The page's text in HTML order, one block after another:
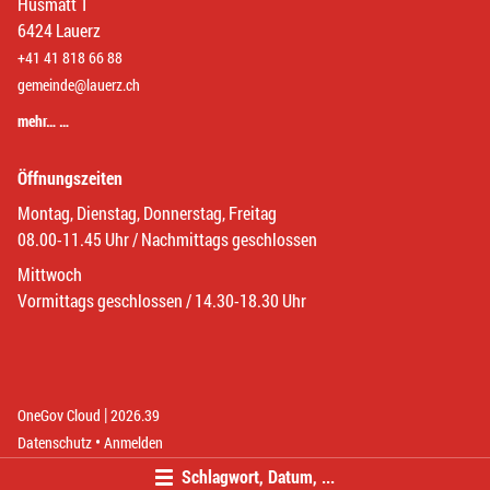
Schlagwort, Datum, ...
6424 Lauerz
+41 41 818 66 88
gemeinde@lauerz.ch
mehr… …
Öffnungszeiten
Montag, Dienstag, Donnerstag, Freitag
08.00-11.45 Uhr / Nachmittags geschlossen
Mittwoch
Vormittags geschlossen / 14.30-18.30 Uhr
OneGov Cloud (External Link)
|2026.39
Datenschutz (External Link)
Anmelden